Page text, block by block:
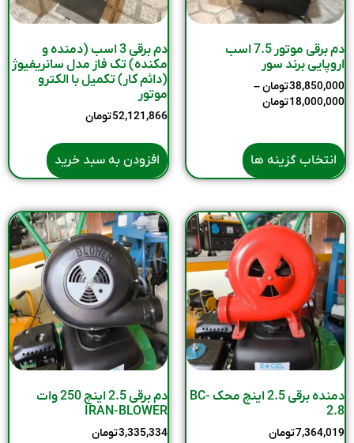
دم برقی موتور 7.5 اسب
اروپایی برند سور
38,850,000تومان–
18,000,000تومان
انتخاب گزینه ها
دم برقی 3 اسب (دمنده و
مکنده) تک فاز مدل سانریفیوژ
(دائم کار) تکمیل با الکترو
موتور
52,121,866تومان
افزودن به سبد خرید
دمنده برقی 2.5 اینچ محک BC-
2.8
7,364,019تومان
دم برقی 2.5 اینچ 250 وات
IRAN-BLOWER
3,335,334تومان